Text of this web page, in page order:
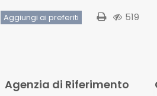
Aggiungi ai preferiti 519
Agenzia di Riferimento